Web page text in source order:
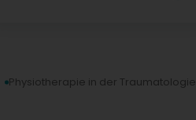
Physiotherapie in der Traumatologie